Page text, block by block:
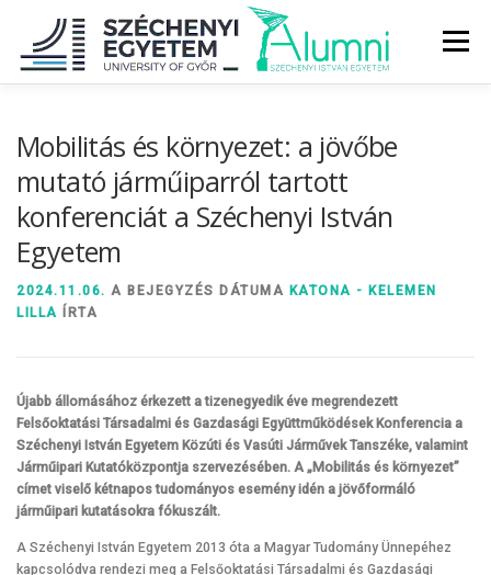
tartalomhoz
Menü
DIPLOMAÁTADÓ DIPLOMÁN TÚL
SZOLGÁLTATÁSOK ÉVFOLYAMOK
Mobilitás és környezet: a jövőbe
mutató járműiparról tartott
konferenciát a Széchenyi István
Egyetem
2024.11.06. A BEJEGYZÉS DÁTUMA KATONA - KELEMEN
LILLA ÍRTA
Újabb állomásához érkezett a tizenegyedik éve megrendezett
Felsőoktatási Társadalmi és Gazdasági Együttműködések Konferencia a
Széchenyi István Egyetem Közúti és Vasúti Járművek Tanszéke, valamint
Járműipari Kutatóközpontja szervezésében. A „Mobilitás és környezet”
címet viselő kétnapos tudományos esemény idén a jövőformáló
járműipari kutatásokra fókuszált.
A Széchenyi István Egyetem 2013 óta a Magyar Tudomány Ünnepéhez
kapcsolódva rendezi meg a Felsőoktatási Társadalmi és Gazdasági